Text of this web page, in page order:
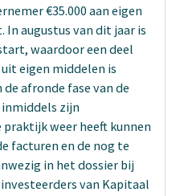
€35.000 aan eigen
augustus van dit jaar is
waardoor een deel
eigen middelen is
afronde fase van de
zijn
weer heeft kunnen
facturen en de nog te
in het dossier bij
van Kapitaal